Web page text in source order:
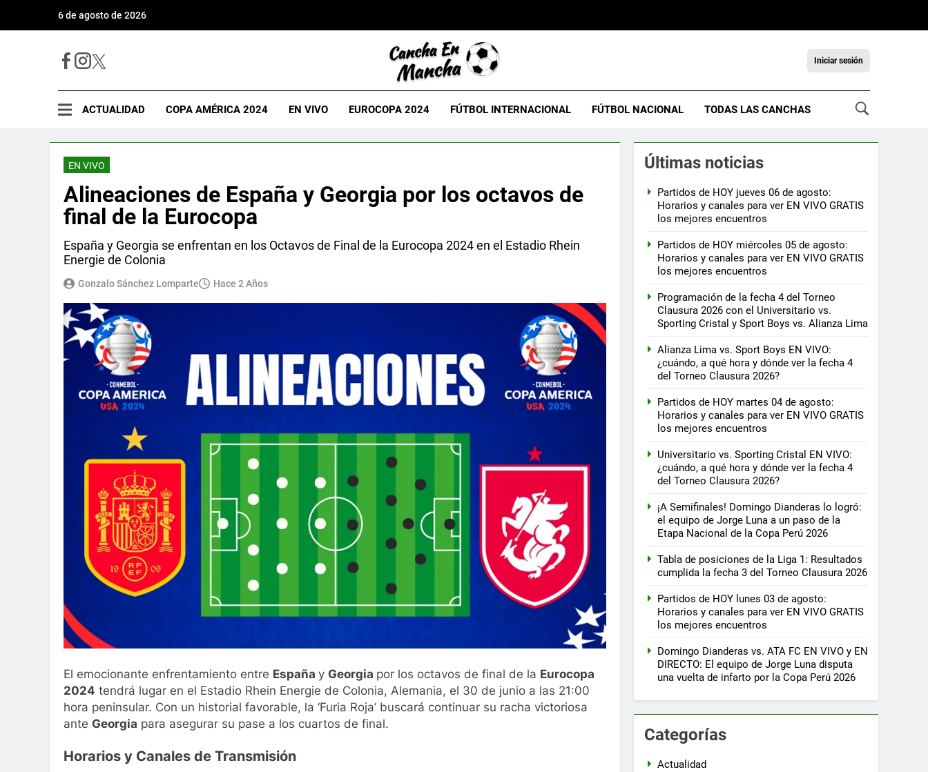
6 de agosto de 2026
Iniciar sesión
ACTUALIDAD COPA AMÉRICA 2024 EN VIVO EUROCOPA 2024 FÚTBOL INTERNACIONAL FÚTBOL NACIONAL TODAS LAS CANCHAS
EN VIVO
Alineaciones de España y Georgia por los octavos de
final de la Eurocopa
España y Georgia se enfrentan en los Octavos de Final de la Eurocopa 2024 en el Estadio Rhein
Energie de Colonia
Gonzalo Sánchez Lomparte Hace 2 Años
El emocionante enfrentamiento entre España y Georgia por los octavos de final de la Eurocopa
2024 tendrá lugar en el Estadio Rhein Energie de Colonia, Alemania, el 30 de junio a las 21:00
hora peninsular. Con un historial favorable, la ‘Furia Roja’ buscará continuar su racha victoriosa
ante Georgia para asegurar su pase a los cuartos de final.
Horarios y Canales de Transmisión
Últimas noticias
Partidos de HOY jueves 06 de agosto:
Horarios y canales para ver EN VIVO GRATIS
los mejores encuentros
Partidos de HOY miércoles 05 de agosto:
Horarios y canales para ver EN VIVO GRATIS
los mejores encuentros
Programación de la fecha 4 del Torneo
Clausura 2026 con el Universitario vs.
Sporting Cristal y Sport Boys vs. Alianza Lima
Alianza Lima vs. Sport Boys EN VIVO:
¿cuándo, a qué hora y dónde ver la fecha 4
del Torneo Clausura 2026?
Partidos de HOY martes 04 de agosto:
Horarios y canales para ver EN VIVO GRATIS
los mejores encuentros
Universitario vs. Sporting Cristal EN VIVO:
¿cuándo, a qué hora y dónde ver la fecha 4
del Torneo Clausura 2026?
¡A Semifinales! Domingo Dianderas lo logró:
el equipo de Jorge Luna a un paso de la
Etapa Nacional de la Copa Perú 2026
Tabla de posiciones de la Liga 1: Resultados
cumplida la fecha 3 del Torneo Clausura 2026
Partidos de HOY lunes 03 de agosto:
Horarios y canales para ver EN VIVO GRATIS
los mejores encuentros
Domingo Dianderas vs. ATA FC EN VIVO y EN
DIRECTO: El equipo de Jorge Luna disputa
una vuelta de infarto por la Copa Perú 2026
Categorías
Actualidad